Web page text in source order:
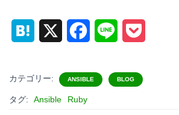
t
e
c n
カテゴリー: ANSIBLE BLOG
タグ: Ansible Ruby